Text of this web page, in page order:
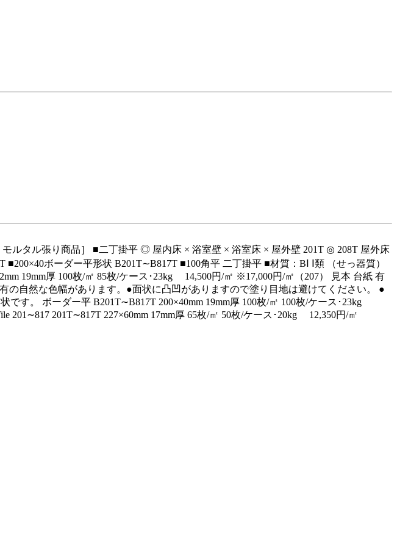
ルタル張り商品］ ■二丁掛平 ◎ 屋内床 × 浴室壁 × 浴室床 × 屋外壁 201T ◎ 208T 屋外床
■200×40ボーダー平形状 B201T∼B817T ■100角平 二丁掛平 ■材質：BⅠ Ⅰ類 （せっ器質）
19mm厚 100枚/㎡ 85枚/ケース･23kg 14,500円/㎡ ※17,000円/㎡（207） 見本 台紙 有
の自然な色幅があります。●面状に凸凹がありますので塗り目地は避けてください。 ●
です。 ボーダー平 B201T∼B817T 200×40mm 19mm厚 100枚/㎡ 100枚/ケース･23kg
201∼817 201T∼817T 227×60mm 17mm厚 65枚/㎡ 50枚/ケース･20kg 12,350円/㎡